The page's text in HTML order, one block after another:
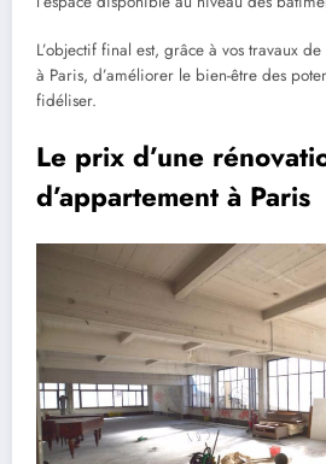
L’objectif final est, grâce à vos travaux
à Paris, d’améliorer le bien-être des
fidéliser.
Le prix d’une
d’appartement à Paris